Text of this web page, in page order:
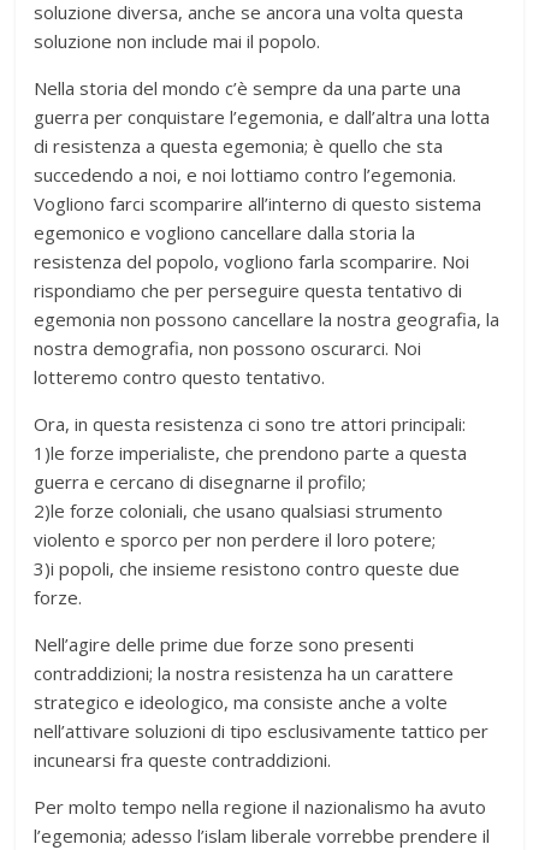
soluzione diversa, anche se ancora una volta questa
soluzione non include mai il popolo.
Nella storia del mondo c’è sempre da una parte una
guerra per conquistare l’egemonia, e dall’altra una lotta
di resistenza a questa egemonia; è quello che sta
succedendo a noi, e noi lottiamo contro l’egemonia.
Vogliono farci scomparire all’interno di questo sistema
egemonico e vogliono cancellare dalla storia la
resistenza del popolo, vogliono farla scomparire. Noi
rispondiamo che per perseguire questa tentativo di
egemonia non possono cancellare la nostra geografia, la
nostra demografia, non possono oscurarci. Noi
lotteremo contro questo tentativo.
Ora, in questa resistenza ci sono tre attori principali:
1)le forze imperialiste, che prendono parte a questa
guerra e cercano di disegnarne il profilo;
2)le forze coloniali, che usano qualsiasi strumento
violento e sporco per non perdere il loro potere;
3)i popoli, che insieme resistono contro queste due
forze.
Nell’agire delle prime due forze sono presenti
contraddizioni; la nostra resistenza ha un carattere
strategico e ideologico, ma consiste anche a volte
nell’attivare soluzioni di tipo esclusivamente tattico per
incunearsi fra queste contraddizioni.
Per molto tempo nella regione il nazionalismo ha avuto
l’egemonia; adesso l’islam liberale vorrebbe prendere il